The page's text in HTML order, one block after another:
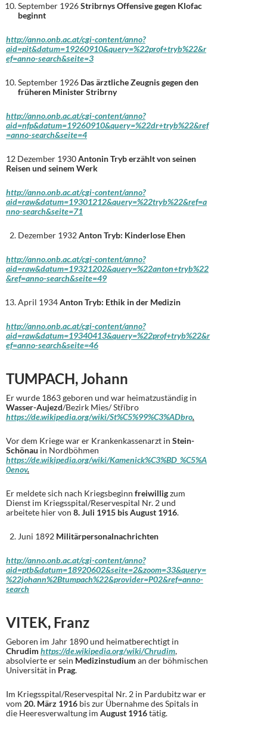
September 1926Stribrnys Offensive gegen Klofac
beginnt
http://anno.onb.ac.at/cgi-content/anno?
aid=pit&datum=19260910&query=%22prof+tryb%22&r
ef=anno-search&seite=3
September 1926 Das ärztliche Zeugnis gegen den
früheren Minister Stribrny
http://anno.onb.ac.at/cgi-content/anno?
aid=nfp&datum=19260910&query=%22dr+tryb%22&ref
=anno-search&seite=4
12 Dezember 1930Antonin Tryb erzählt von seinen
Reisen und seinem Werk
http://anno.onb.ac.at/cgi-content/anno?
aid=raw&datum=19301212&query=%22tryb%22&ref=a
nno-search&seite=71
Dezember 1932Anton Tryb: Kinderlose Ehen
http://anno.onb.ac.at/cgi-content/anno?
aid=raw&datum=19321202&query=%22anton+tryb%22
&ref=anno-search&seite=49
April 1934Anton Tryb: Ethik in der Medizin
http://anno.onb.ac.at/cgi-content/anno?
aid=raw&datum=19340413&query=%22prof+tryb%22&r
ef=anno-search&seite=46
TUMPACH, Johann
Er wurde 1863 geboren und war heimatzuständig in
Wasser-Aujezd/Bezirk Mies/ Stříbro
https://de.wikipedia.org/wiki/St%C5%99%C3%ADbro.
Vor dem Kriege war er Krankenkassenarzt in Stein-
Schönau in Nordböhmen
https://de.wikipedia.org/wiki/Kamenick%C3%BD_%C5%A
0enov.
Er meldete sich nach Kriegsbeginn freiwilligzum
Dienst im Kriegsspital/Reservespital Nr. 2 und
arbeitete hier von 8. Juli 1915 bis August 1916.
Juni 1892 Militärpersonalnachrichten
http://anno.onb.ac.at/cgi-content/anno?
aid=ptb&datum=18920602&seite=2&zoom=33&query=
%22johann%2Btumpach%22&provider=P02&ref=anno-
search
VITEK, Franz
Geboren im Jahr 1890 und heimatberechtigt in
Chrudim https://de.wikipedia.org/wiki/Chrudim,
absolvierte er sein Medizinstudium an der böhmischen
Universität in Prag.
Im Kriegsspital/Reservespital Nr. 2 in Pardubitz war er
vom 20. März 1916 bis zur Übernahme des Spitals in
die Heeresverwaltung im August 1916tätig.